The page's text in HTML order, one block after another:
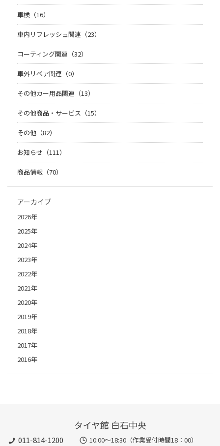
車検（16）
車内リフレッシュ関連（23）
コーティング関連（32）
車外リペア関連（0）
その他カー用品関連（13）
その他商品・サービス（15）
その他（82）
お知らせ（111）
商品情報（70）
アーカイブ
2026年
2025年
2024年
2023年
2022年
2021年
2020年
2019年
2018年
2017年
2016年
タイヤ館 白石中央
011-814-1200
10:00～18:30（作業受付時間18：00）